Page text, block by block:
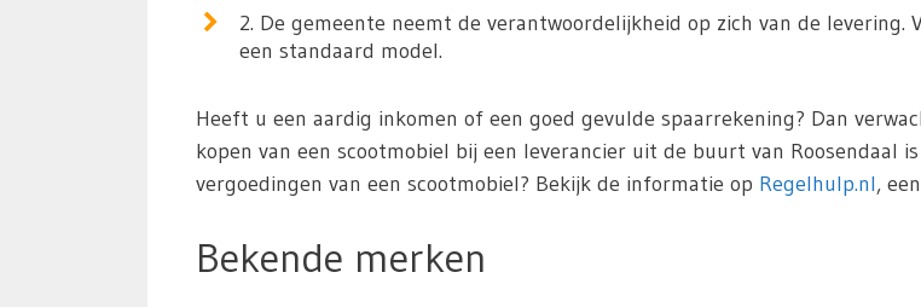
2. De gemeente neemt de verantwoordelijkheid op zich van de
een standaard model.
Heeft u een aardig inkomen of een goed gevulde spaarrekening? Dan
kopen van een scootmobiel bij een leverancier uit de buurt van Roosendaal
vergoedingen van een scootmobiel? Bekijk de informatie op Regelhulp.nl,
Bekende merken